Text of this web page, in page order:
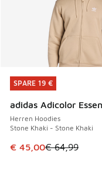
SPARE 19 €
adidas Adicolor
Herren Hoodies
Stone Khaki - Stone Khaki
Dieser Artikel ist im
€ 45,00€ 64,99
SPARE 19 €